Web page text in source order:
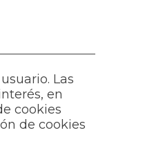
Las
en
cookies
de cookies